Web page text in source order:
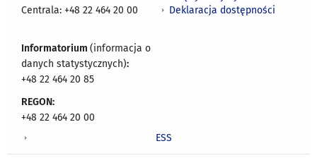
Centrala: +48 22 464 20 00
Informatorium (informacja o
danych statystycznych):
+48 22 464 20 85
REGON:
+48 22 464 20 00
Deklaracja dostępności
ESS